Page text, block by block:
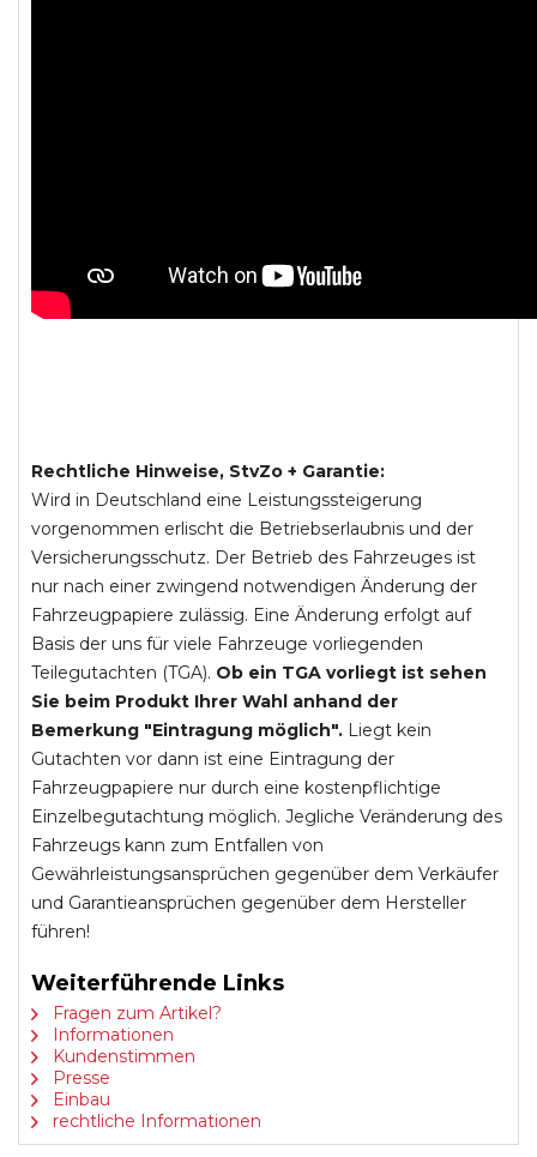
Rechtliche Hinweise, StvZo + Garantie:
Wird in Deutschland eine Leistungssteigerung
vorgenommen erlischt die Betriebserlaubnis und der
Versicherungsschutz. Der Betrieb des Fahrzeuges ist
nur nach einer zwingend notwendigen Änderung der
Fahrzeugpapiere zulässig. Eine Änderung erfolgt auf
Basis der uns für viele Fahrzeuge vorliegenden
Teilegutachten (TGA). Ob ein TGA vorliegt ist sehen
Sie beim Produkt Ihrer Wahl anhand der
Bemerkung "Eintragung möglich". Liegt kein
Gutachten vor dann ist eine Eintragung der
Fahrzeugpapiere nur durch eine kostenpflichtige
Einzelbegutachtung möglich. Jegliche Veränderung des
Fahrzeugs kann zum Entfallen von
Gewährleistungsansprüchen gegenüber dem Verkäufer
und Garantieansprüchen gegenüber dem Hersteller
führen!
Weiterführende Links
Fragen zum Artikel?
Informationen
Kundenstimmen
Presse
Einbau
rechtliche Informationen